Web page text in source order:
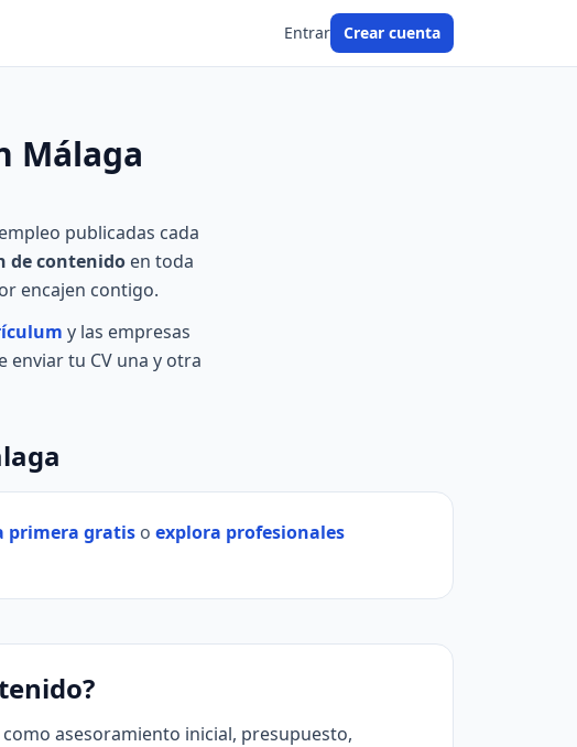
Entrar Crear cuenta
Málaga
publicadas cada
de contenido en toda
encajen contigo.
y las empresas
enviar tu CV una y otra
primera gratis o explora profesionales
asesoramiento inicial, presupuesto,